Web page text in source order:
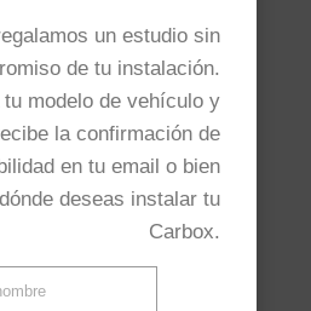
un estudio sin
de tu instalación.
tu modelo de vehículo y
la confirmación de
en tu email o bien
deseas instalar tu
Carbox.